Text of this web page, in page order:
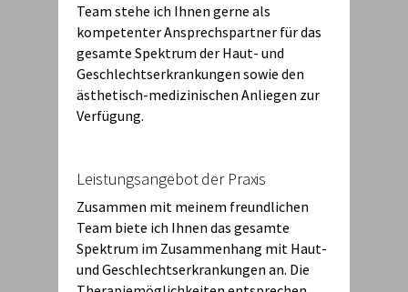
Team stehe ich Ihnen gerne als
kompetenter Ansprechspartner für das
gesamte Spektrum der Haut- und
Geschlechtserkrankungen sowie den
ästhetisch-medizinischen Anliegen zur
Verfügung.
Leistungsangebot der Praxis
Zusammen mit meinem freundlichen
Team biete ich Ihnen das gesamte
Spektrum im Zusammenhang mit Haut-
und Geschlechtserkrankungen an. Die